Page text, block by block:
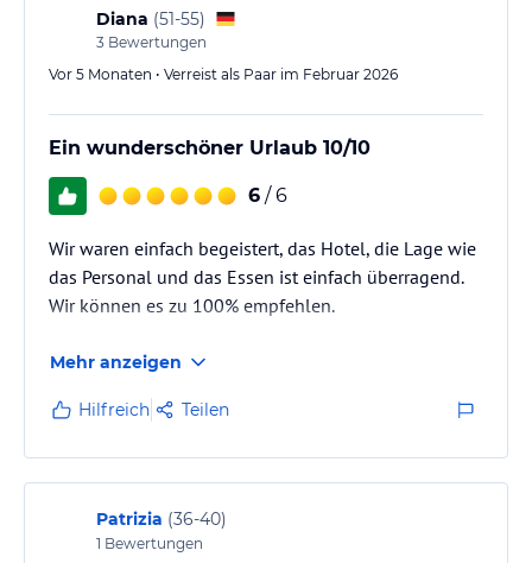
Diana (51-55)
3 Bewertungen
Vor 5 Monaten • Verreist als Paar im Februar 2026
Ein wunderschöner Urlaub 10/10
6 / 6
Wir waren einfach begeistert, das Hotel, die Lage wie
das Personal und das Essen ist einfach überragend.
Wir können es zu 100% empfehlen.
Mehr anzeigen
Hilfreich Teilen
Patrizia (36-40)
1 Bewertungen